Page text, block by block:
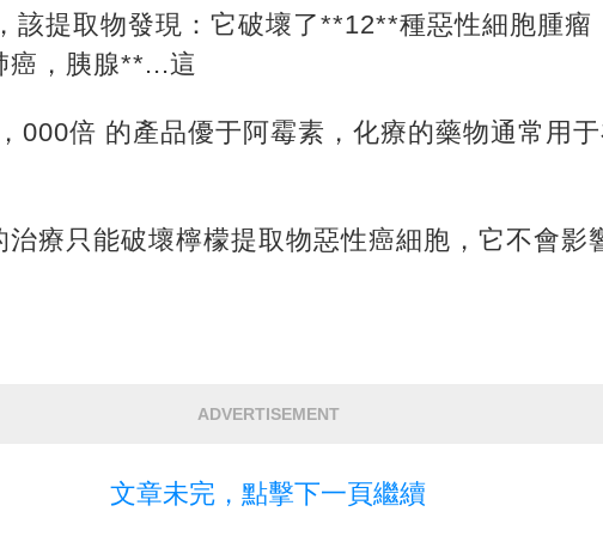
該提取物發現：它破壞了**12**種惡性細胞腫瘤
癌，胰腺**...這
000倍 的產品優于阿霉素，化療的藥物通常用
療只能破壞檸檬提取物惡性癌細胞，它不會影
ADVERTISEMENT
文章未完，點擊下一頁繼續